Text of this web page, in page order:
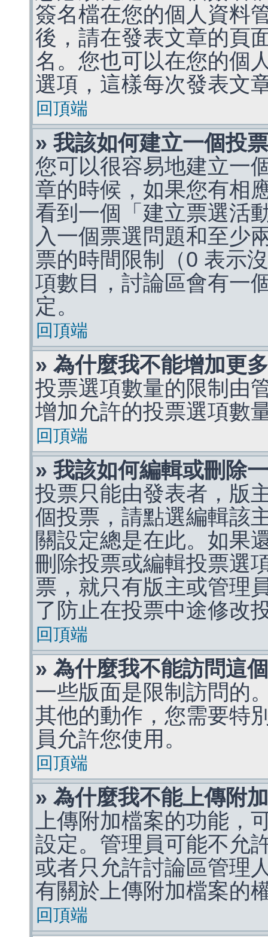
簽名檔在您的個人資料
後，請在發表文章的頁
名。您也可以在您的個
選項，這樣每次發表文
回頂端
» 我該如何建立一個投
您可以很容易地建立一
章的時候，如果您有相
看到一個「建立票選活
入一個票選問題和至少
票的時間限制（0 表示
項數目，討論區會有一
定。
回頂端
» 為什麼我不能增加更
投票選項數量的限制由
增加允許的投票選項數
回頂端
» 我該如何編輯或刪除
投票只能由發表者，版
個投票，請點選編輯該
關設定總是在此。如果
刪除投票或編輯投票選
票，就只有版主或管理
了防止在投票中途修改
回頂端
» 為什麼我不能訪問這
一些版面是限制訪問的
其他的動作，您需要特
員允許您使用。
回頂端
» 為什麼我不能上傳附
上傳附加檔案的功能，
設定。管理員可能不允
或者只允許討論區管理
有關於上傳附加檔案的
回頂端